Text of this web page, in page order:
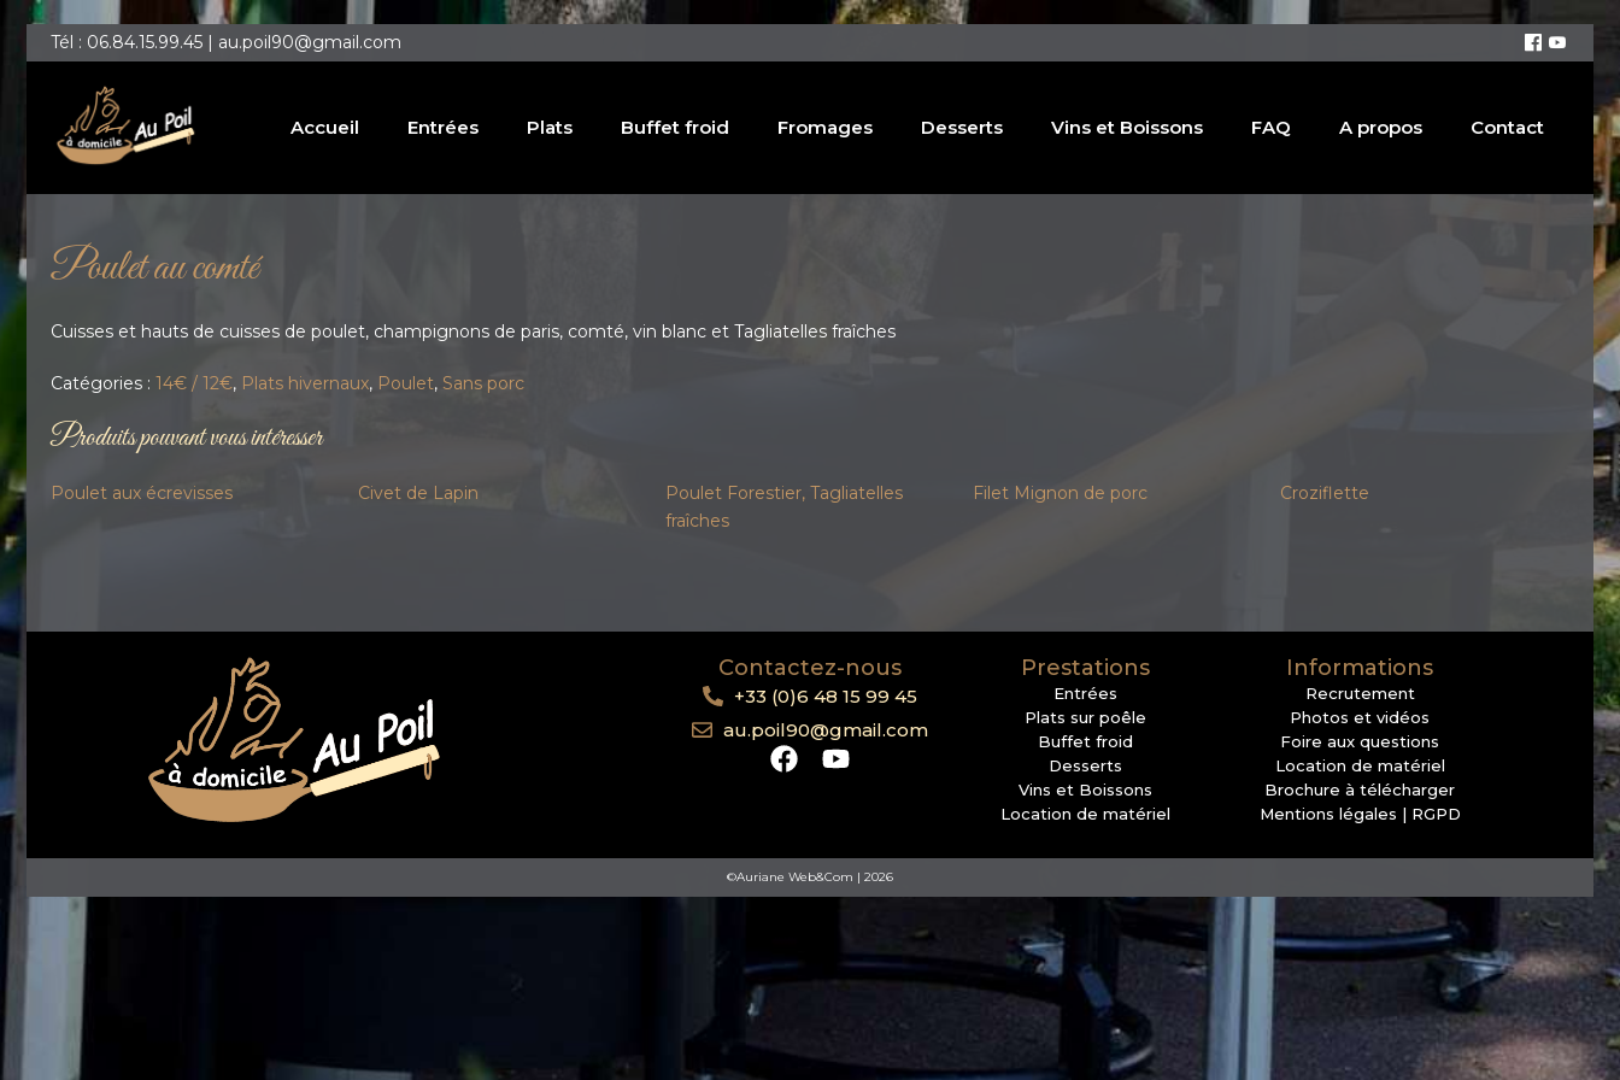
Tél : 06.84.15.99.45 | au.poil90@gmail.com
Accueil Entrées Plats Buffet froid Fromages Desserts Vins et Boissons FAQ A propos Contact
Poulet au comté
Cuisses et hauts de cuisses de poulet, champignons de paris, comté, vin blanc et Tagliatelles fraîches
Catégories : 14€ / 12€, Plats hivernaux, Poulet, Sans porc
Produits pouvant vous intéresser
Poulet aux écrevisses Civet de Lapin
Poulet Forestier, Tagliatelles
fraîches
Filet Mignon de porc Croziflette
Contactez-nous
+33 (0)6 48 15 99 45
au.poil90@gmail.com
Prestations
Entrées
Plats sur poêle
Buffet froid
Desserts
Vins et Boissons
Location de matériel
Informations
Recrutement
Photos et vidéos
Foire aux questions
Location de matériel
Brochure à télécharger
Mentions légales | RGPD
©Auriane Web&Com | 2026